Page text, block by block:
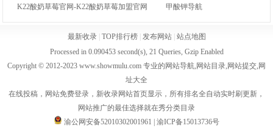
K22酸奶草莓官网-K22酸奶草莓加盟官网
甲酸钾导航
最新收录| TOP排行榜| 发布网站| 站点地图
Processed in 0.090453 second(s), 21 Queries, Gzip Enabled
Copyright © 2012-2023 www.showmulu.com 专业的网站导航,网站目录,网站提交,网
址大全
在线投稿，网站免费登录，新收录网站首页显示，所有排名全自动实时刷更新，
网站推广的最佳选择就在秀分类目录
渝公网安备52010302001961
渝ICP备15013736号